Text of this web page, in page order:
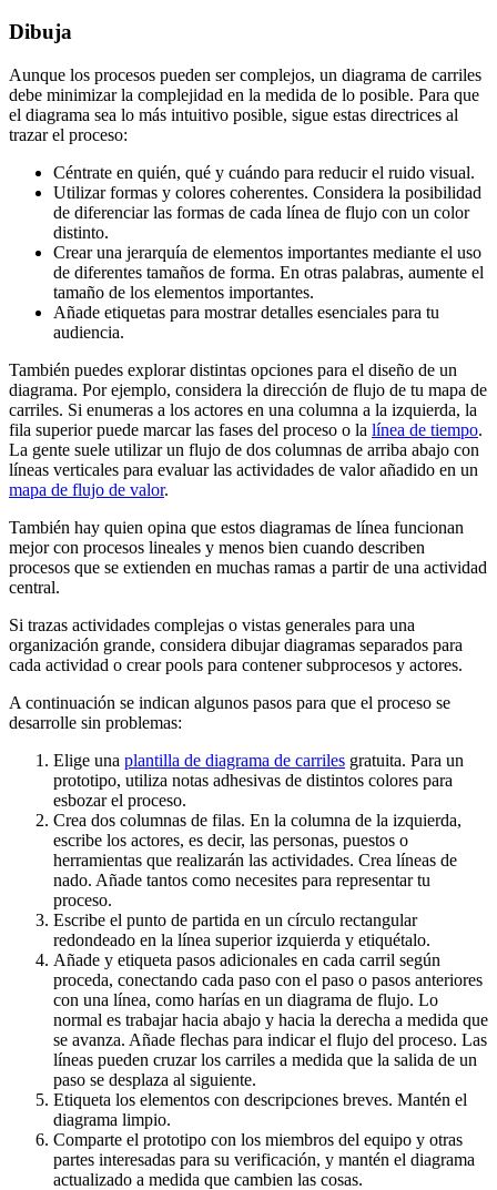
Dibuja
Aunque los procesos pueden ser complejos, un diagrama de carriles
debe minimizar la complejidad en la medida de lo posible. Para que
el diagrama sea lo más intuitivo posible, sigue estas directrices al
trazar el proceso:
Céntrate en quién, qué y cuándo para reducir el ruido visual.
Utilizar formas y colores coherentes. Considera la posibilidad
de diferenciar las formas de cada línea de flujo con un color
distinto.
Crear una jerarquía de elementos importantes mediante el uso
de diferentes tamaños de forma. En otras palabras, aumente el
tamaño de los elementos importantes.
Añade etiquetas para mostrar detalles esenciales para tu
audiencia.
También puedes explorar distintas opciones para el diseño de un
diagrama. Por ejemplo, considera la dirección de flujo de tu mapa de
carriles. Si enumeras a los actores en una columna a la izquierda, la
fila superior puede marcar las fases del proceso o la línea de tiempo.
La gente suele utilizar un flujo de dos columnas de arriba abajo con
líneas verticales para evaluar las actividades de valor añadido en un
mapa de flujo de valor.
También hay quien opina que estos diagramas de línea funcionan
mejor con procesos lineales y menos bien cuando describen
procesos que se extienden en muchas ramas a partir de una actividad
central.
Si trazas actividades complejas o vistas generales para una
organización grande, considera dibujar diagramas separados para
cada actividad o crear pools para contener subprocesos y actores.
A continuación se indican algunos pasos para que el proceso se
desarrolle sin problemas:
Elige una plantilla de diagrama de carriles gratuita. Para un
prototipo, utiliza notas adhesivas de distintos colores para
esbozar el proceso.
Crea dos columnas de filas. En la columna de la izquierda,
escribe los actores, es decir, las personas, puestos o
herramientas que realizarán las actividades. Crea líneas de
nado. Añade tantos como necesites para representar tu
proceso.
Escribe el punto de partida en un círculo rectangular
redondeado en la línea superior izquierda y etiquétalo.
Añade y etiqueta pasos adicionales en cada carril según
proceda, conectando cada paso con el paso o pasos anteriores
con una línea, como harías en un diagrama de flujo. Lo
normal es trabajar hacia abajo y hacia la derecha a medida que
se avanza. Añade flechas para indicar el flujo del proceso. Las
líneas pueden cruzar los carriles a medida que la salida de un
paso se desplaza al siguiente.
Etiqueta los elementos con descripciones breves. Mantén el
diagrama limpio.
Comparte el prototipo con los miembros del equipo y otras
partes interesadas para su verificación, y mantén el diagrama
actualizado a medida que cambien las cosas.